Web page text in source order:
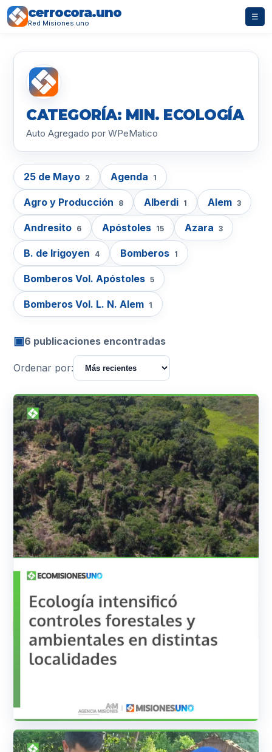
cerrocora.uno
Red Misiones.uno
☰
CATEGORÍA: MIN. ECOLOGÍA
Auto Agregado por WPeMatico
25 de Mayo 2 Agenda 1
Agro y Producción 8 Alberdi 1 Alem 3
Andresito 6 Apóstoles 15 Azara 3
B. de Irigoyen 4 Bomberos 1
Bomberos Vol. Apóstoles 5
Bomberos Vol. L. N. Alem 1
▣6 publicaciones encontradas
Ordenar por: